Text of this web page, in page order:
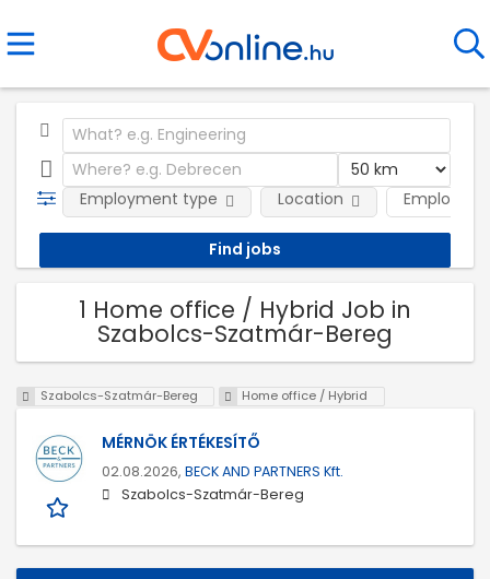
Employment type Employer
Location
1 Home office / Hybrid Job in
Szabolcs-Szatmár-Bereg
Szabolcs-Szatmár-Bereg Home office / Hybrid
MÉRNÖK ÉRTÉKESÍTŐ
02.08.2026, BECK AND PARTNERS Kft.
Szabolcs-Szatmár-Bereg